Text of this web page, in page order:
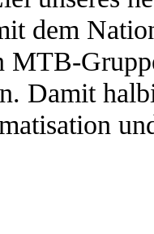
dem
MTB-
Damit